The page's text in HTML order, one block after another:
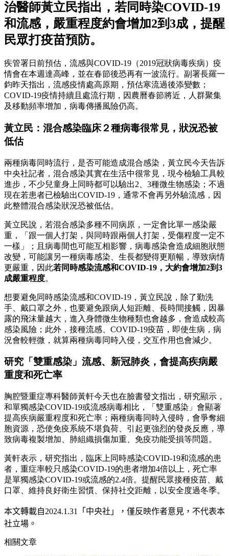
治醫師黃立民指出，若同時染COVID-19
和流感，嚴重程度約會增加2到3成，提醒
民眾打疫苗預防。
疾管署日前預估，流感與COVID-19（2019冠狀病毒疾病）疫
情會在本週達高峰，並在春節後恐再有一波流行。副署長羅一
鈞昨天指出，流感疫情處高原期，預估寒流過後添變數；
COVID-19疫情持續且處流行期，因農曆春節將近，人群聚集
及移動頻率增加，病毒傳播風險仍高。
黃立民：混合感染臨床２種病毒很常見，狀況恐被
低估
兩種病毒同時流行，是否可能造成混合感染，黃立民今天告訴
中央社記者，混合感染其實在生活中很常見，現今檢驗工具較
進步，不少兒童身上同時都可以驗出2、3種微生物感染；不過
現在若患者已檢驗出COVID-19，通常不會再另外驗流感，因
此整體混合感染狀況恐被低估。
黃立民說，若混合感染多種不同病原，一定會比單一感染嚴
重，「跟一個人打架，與同時跟兩個人打架，受傷程度一定不
一樣」；且病毒間也可能互相影響，病毒感染會造成細胞狀態
改變，可能讓另一種病毒感染、生長都變得更順暢，導致病情
更嚴重，因此若同時感染流感和COVID-19，大約會增加2到3
成嚴重程度。
想要避免同時感染流感和COVID-19，黃立民說，除了勤洗
手、戴口罩之外，也要避免跟病人短距離、長時間接觸，因暴
露的飛沫量越大，進入身體微生物種類也會越多，會造成較高
感染風險；此外，接種流感、COVID-19疫苗，即使生病，病
況會較輕微，就算兩種病毒同時入侵，交互作用也會減少。
研究「雙重感染」流感、新冠肺炎，會提高疾病嚴
重度和死亡率
胸腔暨重症專科醫師黃軒今天也在臉書發文指出，研究顯示，
和單獨感染COVID-19或流感病毒相比，「雙重感染」會顯著
提高疾病嚴重程度和死亡率；兩種病毒同時入侵時，會爭奪細
胞資源，恐使免疫系統不堪負荷、引起更強烈的發炎反應，導
致病毒複製增加、肺組織損傷加重、免疫功能受損等問題。
黃軒表示，研究指出，臨床上同時感染COVID-19和流感的患
者，重症率較只感染COVID-19的患者增加4倍以上，死亡率
是單獨感染COVID-19或流感的2.4倍。提醒民眾接種疫苗、戴
口罩、維持良好衛生習慣、保持社交距離，以安全度過冬季。
本文轉載自2024.1.31 「中央社」
，僅反映作者意見，不代表本
社立場。
相關文章